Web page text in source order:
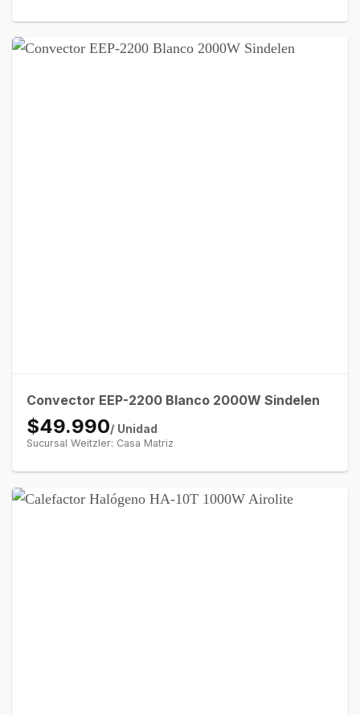
Convector EEP-2200 Blanco 2000W Sindelen
$49.990/ Unidad
Sucursal Weitzler: Casa Matriz